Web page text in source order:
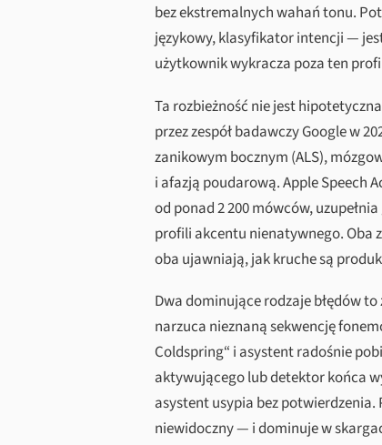
bez ekstremalnych wahań tonu.
językowy, klasyfikator intencji —
użytkownik wykracza poza ten
Ta rozbieżność nie jest
przez zespół badawczy Google w
zanikowym bocznym (ALS),
i afazją poudarową. Apple Speech
od ponad 2 200 mówców,
profili akcentu nienatywnego. Oba
oba ujawniają, jak kruche są
Dwa dominujące rodzaje błędów
narzuca nieznaną sekwencję
Coldspring“ i asystent radośnie
aktywującego lub detektor końca
asystent usypia bez
niewidoczny — i dominuje w